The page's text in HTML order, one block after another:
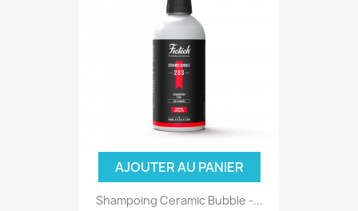
AJOUTER AU PANIER
Shampoing Ceramic Bubble -...